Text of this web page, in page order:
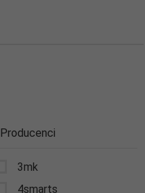
Producenci
3mk
4smarts